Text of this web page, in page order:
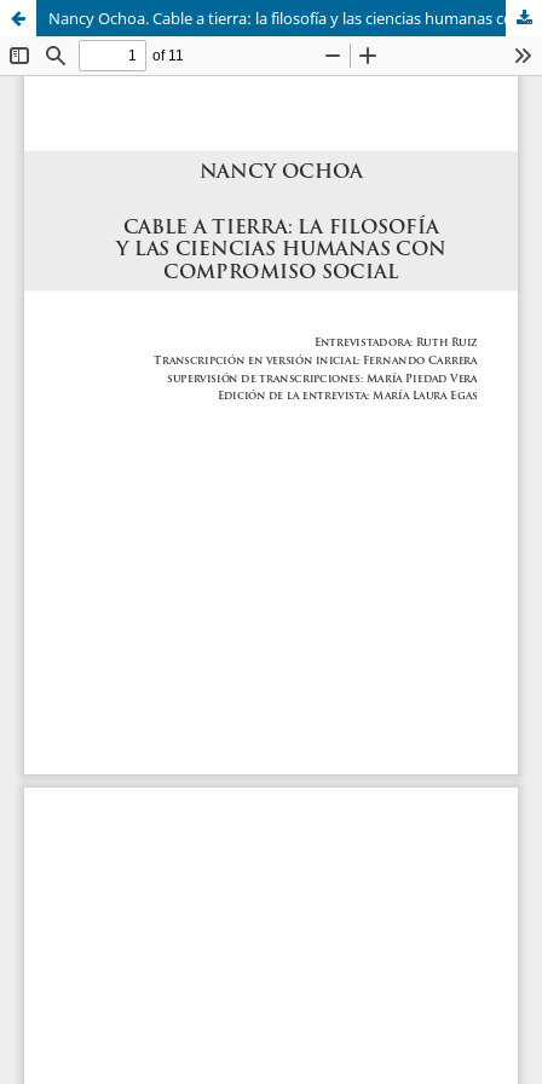
Nancy Ochoa. Cable a tierra: la filosofía y las ciencias humanas con compromiso social